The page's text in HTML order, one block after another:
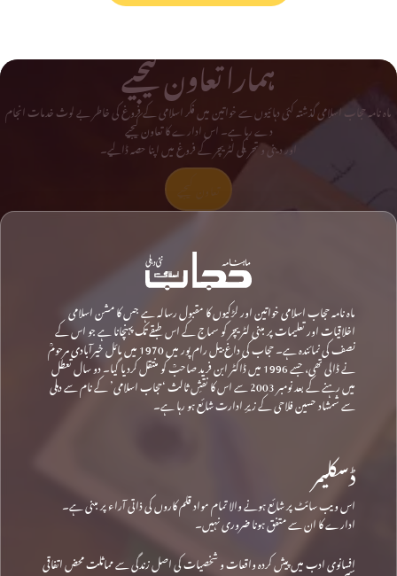
ہمارا تعاون کیجیے
ماہ نامہ حجاب اسلامی گذشتہ کئی دہائیوں سے خواتین میں فکر اسلامی کے فروغ کی خاطر بے لوث خدمات انجام
دے رہا ہے۔ اس ادارے کا تعاون کیجیے
اور دینی و تحریکی لٹریچر کے فروغ میں اپنا حصہ ڈالیے۔
ماہ نامہ حجاب اسلامی خواتین اور لڑکیوں کا مقبول رسالہ ہے جس کا مشن اسلامی
اخلاقیات اور تعلیمات پر مبنی لٹریچر کو سماج کے اس طبقے تک پہنچانا ہے جو اس کے
نصف کی نمائندہ ہے۔ حجاب کی داغ بیل رام پور میں 1970 میں مائل خیرآبادی مرحومؒ
نے ڈالی تھی، جسے 1996 میں ڈاکٹر ابن فرید صاحبؒ کو منتقل کردیا گیا۔ دو سال تعطل
میں رہنے کے بعد نومبر 2003 سے اس کا نقشِ ثالث ‘حجاب اسلامی’ کے نام سے دہلی
سے شمشاد حسین فلاحی کے زیرِ ادارت شائع ہو رہا ہے۔
ڈسکلیمر
اس ویب سائٹ پر شائع ہونے والا تمام مواد قلم کاروں کی ذاتی آراء پر مبنی ہے۔
ادارے کا ان سے متفق ہونا ضروری نہیں۔
افسانوی ادب میں پیش کردہ واقعات و شخصیات کی اصل زندگی سے مماثلت محض اتفاقی